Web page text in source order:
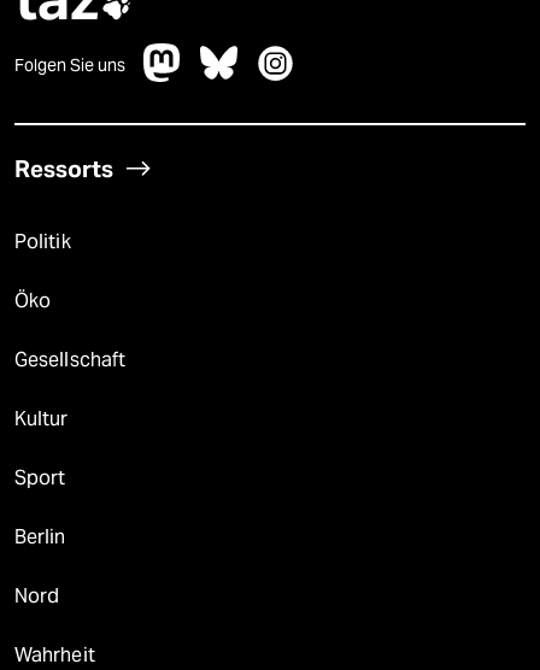
Folgen Sie uns
Ressorts
Politik
Öko
Gesellschaft
Kultur
Sport
Berlin
Nord
Wahrheit